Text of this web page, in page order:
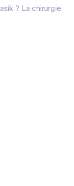
? La chirurgie